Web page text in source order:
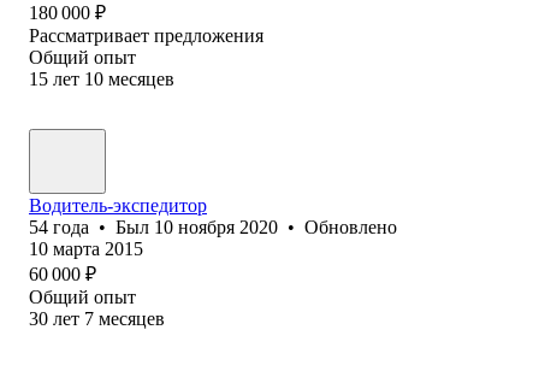
180 000 ₽
Рассматривает предложения
Общий опыт
15 лет 10 месяцев
Водитель-экспедитор
54 года • Был 10 ноября 2020 • Обновлено
10 марта 2015
60 000 ₽
Общий опыт
30 лет 7 месяцев